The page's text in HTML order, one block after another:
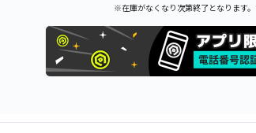
※在庫がなくなり次第終了となります